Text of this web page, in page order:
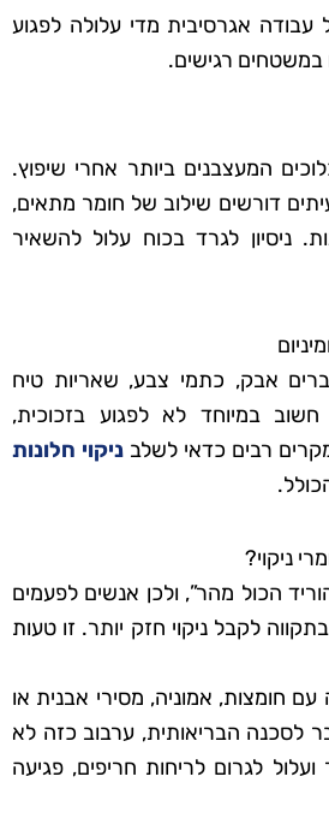
עבודה אגרסיבית מדי עלולה לפגוע
במשטחים רגישים.
המעצבנים ביותר אחרי שיפוץ.
דורשים שילוב של חומר מתאים,
ניסיון לגרד בכוח עלול להשאיר
אבק, כתמי צבע, שאריות טיח
חשוב במיוחד לא לפגוע בזכוכית,
רבים כדאי לשלב ניקוי חלונות
ניקוי?
הכול מהר”, ולכן אנשים לפעמים
לקבל ניקוי חזק יותר. זו טעות
חומצות, אמוניה, מסירי אבנית או
לסכנה הבריאותית, ערבוב כזה לא
לגרום לריחות חריפים, פגיעה